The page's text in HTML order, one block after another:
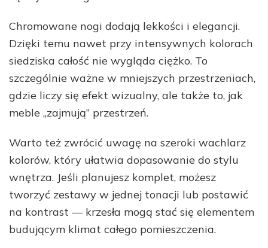
Chromowane nogi dodają lekkości i elegancji.
Dzięki temu nawet przy intensywnych kolorach
siedziska całość nie wygląda ciężko. To
szczególnie ważne w mniejszych przestrzeniach,
gdzie liczy się efekt wizualny, ale także to, jak
meble „zajmują” przestrzeń.
Warto też zwrócić uwagę na szeroki wachlarz
kolorów, który ułatwia dopasowanie do stylu
wnętrza. Jeśli planujesz komplet, możesz
tworzyć zestawy w jednej tonacji lub postawić
na kontrast — krzesła mogą stać się elementem
budującym klimat całego pomieszczenia.